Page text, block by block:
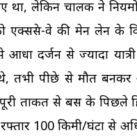
था, लेकिन चालक ने
एक्सप्रेस-वे की मेन लेन के
दर्जन से ज्यादा
तभी पीछे से मौत
ताकत से बस के पिछले
100 किमी/घंटा से